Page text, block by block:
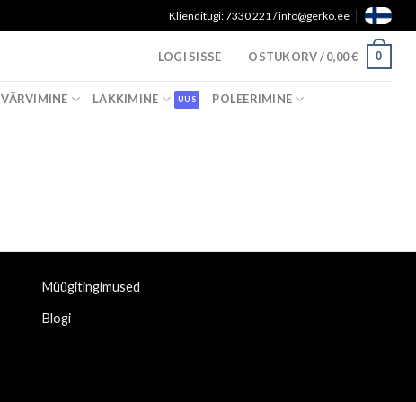
Klienditugi: 7330 221 / info@gerko.ee
LOGI SISSE OSTUKORV /0,00€ 0
VÄRVIMINE LAKKIMINE POLEERIMINE
Müügitingimused
Blogi